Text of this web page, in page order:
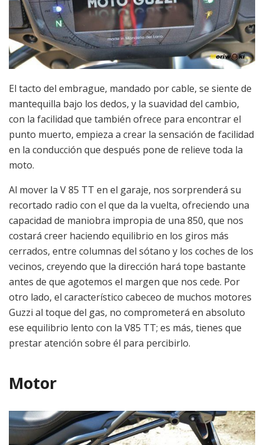
El tacto del embrague, mandado por cable, se siente de
mantequilla bajo los dedos, y la suavidad del cambio,
con la facilidad que también ofrece para encontrar el
punto muerto, empieza a crear la sensación de facilidad
en la conducción que después pone de relieve toda la
moto.
Al mover la V 85 TT en el garaje, nos sorprenderá su
recortado radio con el que da la vuelta, ofreciendo una
capacidad de maniobra impropia de una 850, que nos
costará creer haciendo equilibrio en los giros más
cerrados, entre columnas del sótano y los coches de los
vecinos, creyendo que la dirección hará tope bastante
antes de que agotemos el margen que nos cede. Por
otro lado, el característico cabeceo de muchos motores
Guzzi al toque del gas, no comprometerá en absoluto
ese equilibrio lento con la V85 TT; es más, tienes que
prestar atención sobre él para percibirlo.
Motor